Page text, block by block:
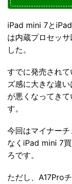
iPad mini 7と
は内蔵プロセッ
した。
すでに発売され
ズ感に大きな違
が悪くなってき
す。
今回はマイナー
なくiPad mini 7
ろです。
ただし、A17Pro